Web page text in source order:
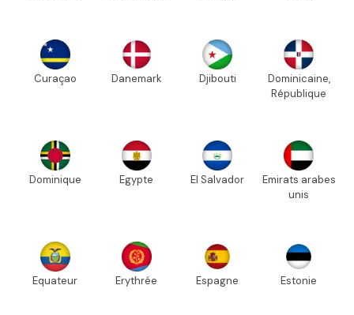
Curaçao Danemark Djibouti
Dominicaine,
République
Dominique Egypte El Salvador
Emirats arabes
unis
Equateur Erythrée Espagne Estonie